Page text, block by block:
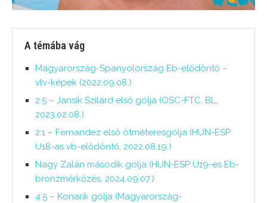
A témába vág
Magyarország-Spanyolország Eb-elődöntő –
vlv-képek (2022.09.08.)
2:5 – Jansik Szilárd első gólja (OSC-FTC, BL,
2023.02.08.)
2:1 – Fernandez első ötméteresgólja (HUN-ESP
U18-as vb-elődöntő, 2022.08.19.)
Nagy Zalán második gólja (HUN-ESP U19-es Eb-
bronzmérkőzés, 2024.09.07.)
4:5 – Konarik gólja (Magyarország-